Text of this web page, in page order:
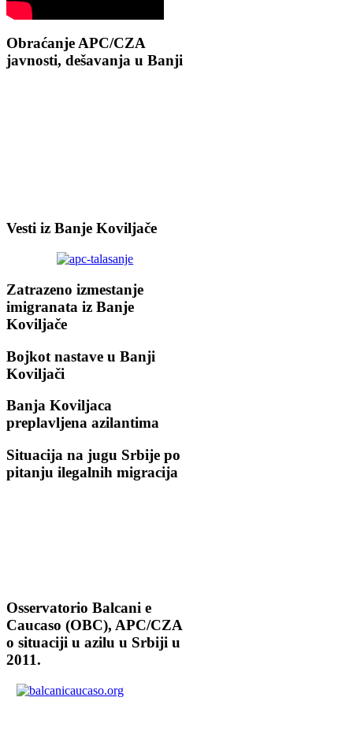
Obraćanje APC/CZA
javnosti, dešavanja u Banji
Vesti iz Banje Koviljače
Zatrazeno izmestanje
imigranata iz Banje
Koviljače
Bojkot nastave u Banji
Koviljači
Banja Koviljaca
preplavljena azilantima
Situacija na jugu Srbije po
pitanju ilegalnih migracija
Osservatorio Balcani e
Caucaso (OBC), APC/CZA
o situaciji u azilu u Srbiji u
2011.